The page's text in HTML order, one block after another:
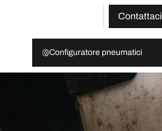
Contattaci
Configuratore pneumatici